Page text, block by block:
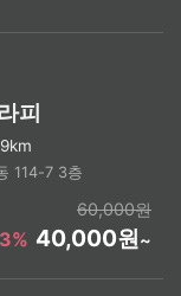
피
114-7 3층
60,000원
40,000원~